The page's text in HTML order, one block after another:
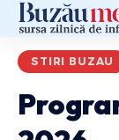
STIRI BUZAU